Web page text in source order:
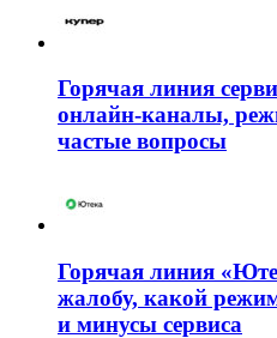
Горячая линия
онлайн-каналы,
частые вопросы
Горячая линия
жалобу, какой
и минусы сервиса